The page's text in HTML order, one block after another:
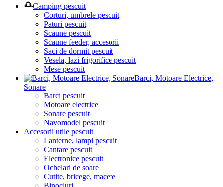
Camping pescuit
Corturi, umbrele pescuit
Paturi pescuit
Scaune pescuit
Scaune feeder, accesorii
Saci de dormit pescuit
Vesela, lazi frigorifice pescuit
Mese pescuit
Barci, Motoare Electrice,
Sonare
Barci pescuit
Motoare electrice
Sonare pescuit
Navomodel pescuit
Accesorii utile pescuit
Lanterne, lampi pescuit
Cantare pescuit
Electronice pescuit
Ochelari de soare
Cutite, bricege, macete
Binocluri